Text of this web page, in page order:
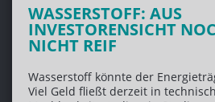
WASSERSTOFF: AUS
INVESTORENSICHT
NICHT REIF
Wasserstoff könnte der
Viel Geld fließt derzeit in